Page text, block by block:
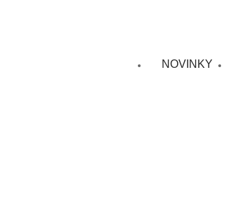
NOVINKY